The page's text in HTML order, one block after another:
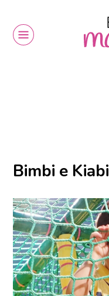
Bimbi e Kiabi